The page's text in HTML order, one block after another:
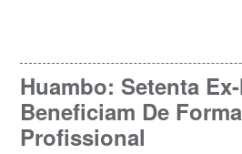
Huambo: Setenta
Beneficiam De
Profissional